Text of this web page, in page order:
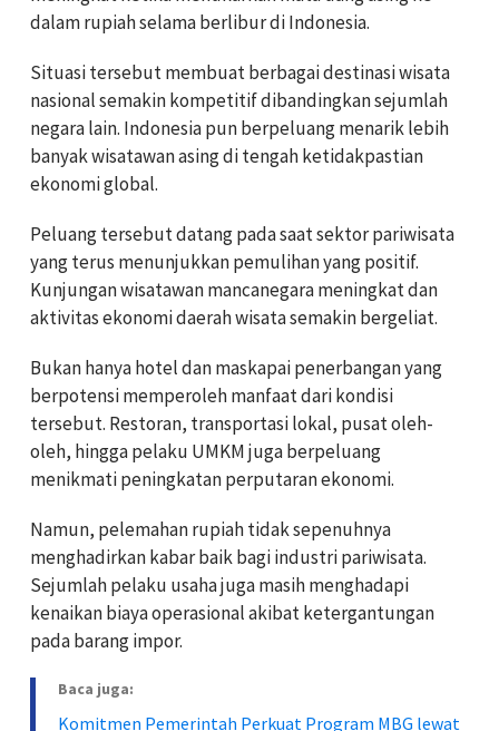
dalam rupiah selama berlibur di Indonesia.
Situasi tersebut membuat berbagai destinasi wisata
nasional semakin kompetitif dibandingkan sejumlah
negara lain. Indonesia pun berpeluang menarik lebih
banyak wisatawan asing di tengah ketidakpastian
ekonomi global.
Peluang tersebut datang pada saat sektor pariwisata
yang terus menunjukkan pemulihan yang positif.
Kunjungan wisatawan mancanegara meningkat dan
aktivitas ekonomi daerah wisata semakin bergeliat.
Bukan hanya hotel dan maskapai penerbangan yang
berpotensi memperoleh manfaat dari kondisi
tersebut. Restoran, transportasi lokal, pusat oleh-
oleh, hingga pelaku UMKM juga berpeluang
menikmati peningkatan perputaran ekonomi.
Namun, pelemahan rupiah tidak sepenuhnya
menghadirkan kabar baik bagi industri pariwisata.
Sejumlah pelaku usaha juga masih menghadapi
kenaikan biaya operasional akibat ketergantungan
pada barang impor.
Baca juga:
Komitmen Pemerintah Perkuat Program MBG lewat